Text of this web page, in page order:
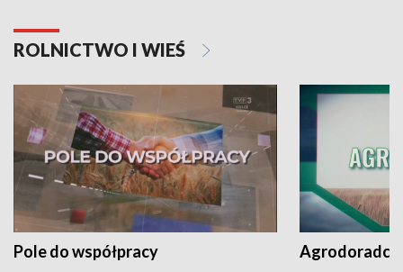
ROLNICTWO I WIEŚ
Pole do współpracy Agrodoradcy